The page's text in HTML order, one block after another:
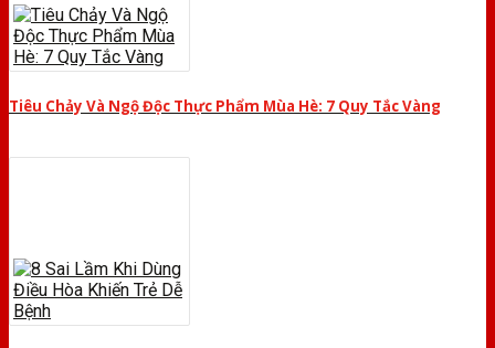
Tiêu Chảy Và Ngộ Độc Thực Phẩm Mùa Hè: 7 Quy Tắc Vàng